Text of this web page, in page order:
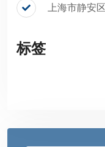
上海市静安
标签